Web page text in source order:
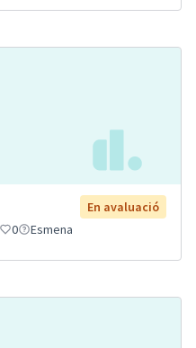
En avaluació
0 Esmena